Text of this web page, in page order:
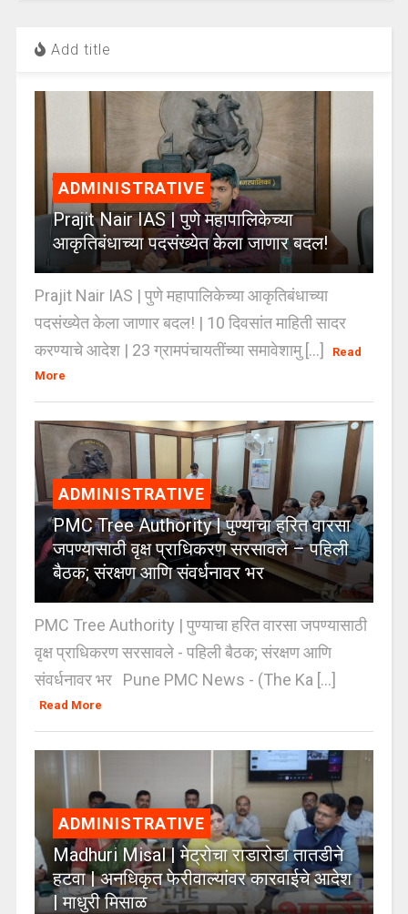
Add title
ADMINISTRATIVE
Prajit Nair IAS | पुणे महापालिकेच्या
आकृतिबंधाच्या पदसंख्येत केला जाणार बदल!
Prajit Nair IAS | पुणे महापालिकेच्या आकृतिबंधाच्या
पदसंख्येत केला जाणार बदल! | 10 दिवसांत माहिती सादर
करण्याचे आदेश | 23 ग्रामपंचायतींच्या समावेशामु [...]
Read
More
ADMINISTRATIVE
PMC Tree Authority | पुण्याचा हरित वारसा
जपण्यासाठी वृक्ष प्राधिकरण सरसावले – पहिली
बैठक; संरक्षण आणि संवर्धनावर भर
PMC Tree Authority | पुण्याचा हरित वारसा जपण्यासाठी
वृक्ष प्राधिकरण सरसावले - पहिली बैठक; संरक्षण आणि
संवर्धनावर भर Pune PMC News - (The Ka [...]
Read More
ADMINISTRATIVE
Madhuri Misal | मेट्रोचा राडारोडा तातडीने
हटवा | अनधिकृत फेरीवाल्यांवर कारवाईचे आदेश
| माधुरी मिसाळ